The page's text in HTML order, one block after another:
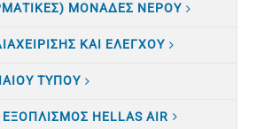
ΜΟΝΑΔΕΣ ΝΕΡΟΥ
ΚΑΙ ΕΛΕΓΧΟΥ
ΤΥΠΟΥ
HELLAS AIR